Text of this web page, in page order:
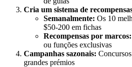
Cria um sistema de
Semanalmente: Os 10
$50-200 em fichas
Recompensas por marcos:
ou funções exclusivas
Campanhas sazonais:
grandes prémios